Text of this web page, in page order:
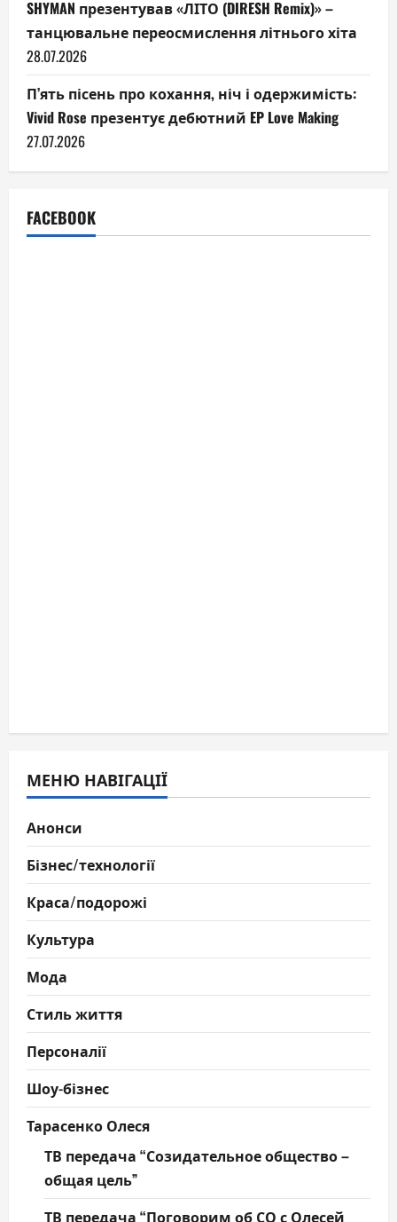
SHYMAN презентував «ЛІТО (DIRESH Remix)» –
танцювальне переосмислення літнього хіта
28.07.2026
П’ять пісень про кохання, ніч і одержимість:
Vivid Rose презентує дебютний EP Love Making
27.07.2026
FACEBOOK
МЕНЮ НАВІГАЦІЇ
Анонси
Бізнес/технології
Краса/подорожі
Культура
Мода
Стиль життя
Персоналії
Шоу-бізнес
Тарасенко Олеся
ТВ передача “Созидательное общество –
общая цель”
ТВ передача “Поговорим об СО с Олесей